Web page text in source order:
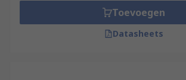
Toevoegen
Datasheets